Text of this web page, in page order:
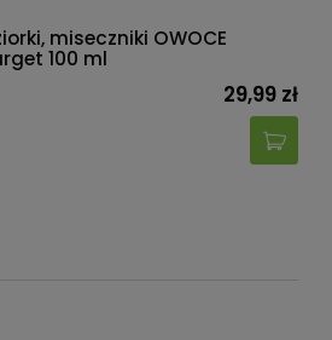
miseczniki OWOCE
100 ml
29,99 zł